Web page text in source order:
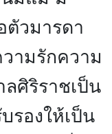
ตัวมารดา
ามรักความ
ศิริราชเป็น
รองให้เป็น